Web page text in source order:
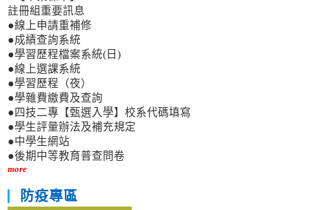
註冊組重要訊息
●線上申請重補修
●成績查詢系統
●學習歷程檔案系統(日)
●線上選課系統
●學習歷程（夜）
●學雜費繳費及查詢
●四技二專【甄選入學】校系代碼填寫
●學生評量辦法及補充規定
●中學生網站
●後期中等教育普查問卷
more
防疫專區